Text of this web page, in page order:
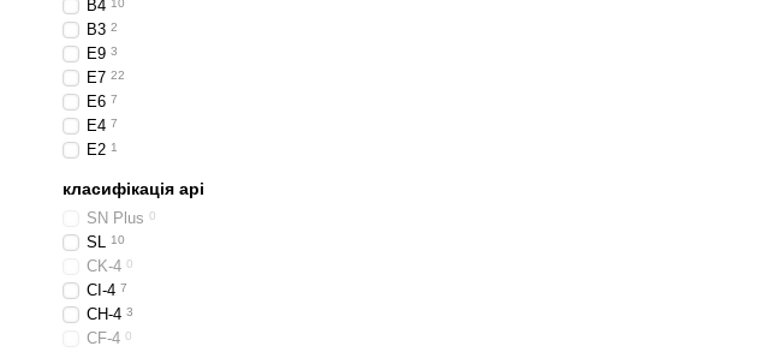
B4 10
B3 2
E9 3
E7 22
E6 7
E4 7
E2 1
класифікація api
SN Plus 0
SL 10
CK-4 0
CI-4 7
CH-4 3
CF-4 0